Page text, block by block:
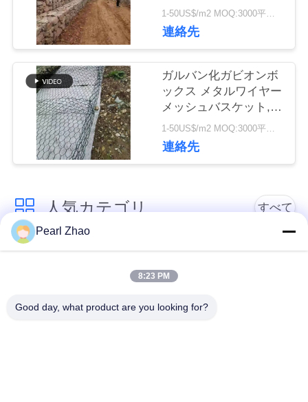
ー
管
理
連
く
と土木工学
1-50US$/m2 MOQ:3000平方メートル
連絡先
ガルバン化ガビオンボ
ックス メタルワイヤー
メッシュバスケット,侵
食制御のための六角メ
ッシュ
1-50US$/m2 MOQ:3000平方メートル
連絡先
人気カテゴリ すべて
ュ
ガビオン製のマット
Pearl Zhao
8:23 PM
Good day, what product are you looking for?